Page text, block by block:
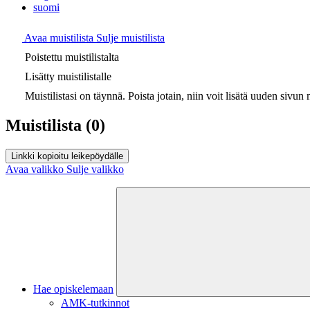
suomi
Avaa muistilista Sulje muistilista
Poistettu muistilistalta
Lisätty muistilistalle
Muistilistasi on täynnä. Poista jotain, niin voit lisätä uuden sivun
Muistilista (0)
Linkki kopioitu leikepöydälle
Avaa valikko Sulje valikko
Hae opiskelemaan
AMK-tutkinnot